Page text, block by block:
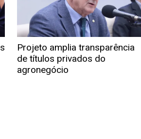
Projeto amplia transparência
de títulos privados do
agronegócio